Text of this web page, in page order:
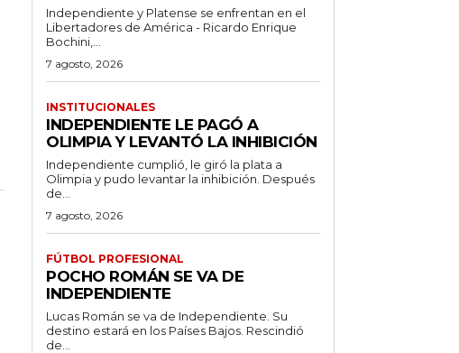
Independiente y Platense se enfrentan en el
Libertadores de América - Ricardo Enrique
Bochini,...
7 agosto, 2026
INSTITUCIONALES
INDEPENDIENTE LE PAGÓ A
OLIMPIA Y LEVANTÓ LA INHIBICIÓN
Independiente cumplió, le giró la plata a
Olimpia y pudo levantar la inhibición. Después
de...
7 agosto, 2026
FÚTBOL PROFESIONAL
POCHO ROMÁN SE VA DE
INDEPENDIENTE
Lucas Román se va de Independiente. Su
destino estará en los Países Bajos. Rescindió
de...